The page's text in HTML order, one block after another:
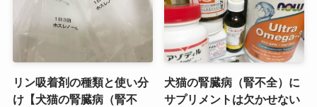
リン吸着剤の種類と使い分
け【犬猫の腎臓病（腎不
犬猫の腎臓病（腎不全）に
サプリメントは欠かせない